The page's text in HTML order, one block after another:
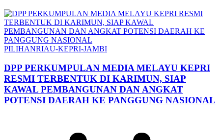
PILIHANRIAU-KEPRI-JAMBI
DPP PERKUMPULAN MEDIA MELAYU KEPRI
RESMI TERBENTUK DI KARIMUN, SIAP
KAWAL PEMBANGUNAN DAN ANGKAT
POTENSI DAERAH KE PANGGUNG NASIONAL